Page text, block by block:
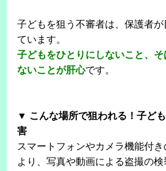
子どもを狙う不審者は、保護者
ています。
子どもをひとりにしないこと、
ないことが肝心です。
▼ こんな場所で狙われる！子ど
害
スマートフォンやカメラ機能付
より、写真や動画による盗撮の